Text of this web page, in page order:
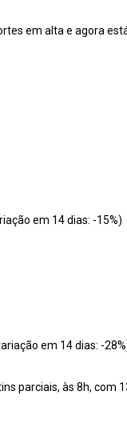
em alta e agora
em 14 dias: -15%)
em 14 dias: -
parciais, às 8h, com